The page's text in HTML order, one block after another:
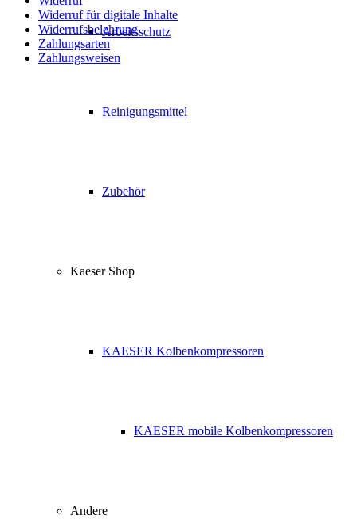
Arbeitsschutz
Reinigungsmittel
Zubehör
Kaeser Shop
KAESER Kolbenkompressoren
KAESER mobile Kolbenkompressoren
Andere
Widerruf für digitale Inhalte
Widerrufsbelehrung
Zahlungsarten
Zahlungsweisen